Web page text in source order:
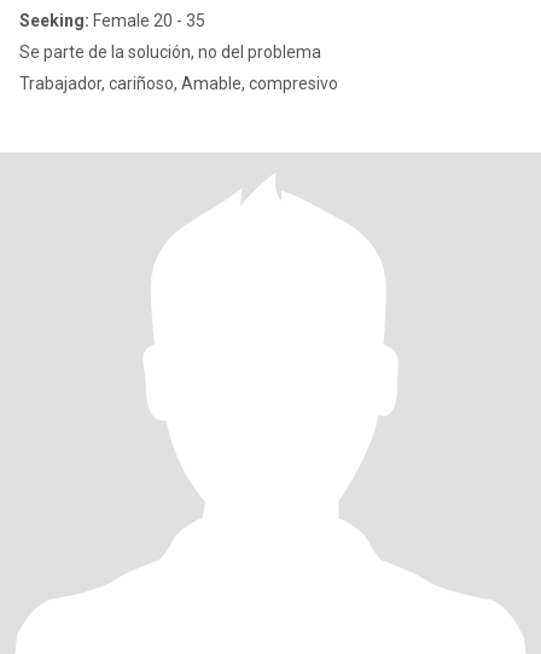
Seeking: Female 20 - 35
Se parte de la solución, no del problema
Trabajador, cariñoso, Amable, compresivo